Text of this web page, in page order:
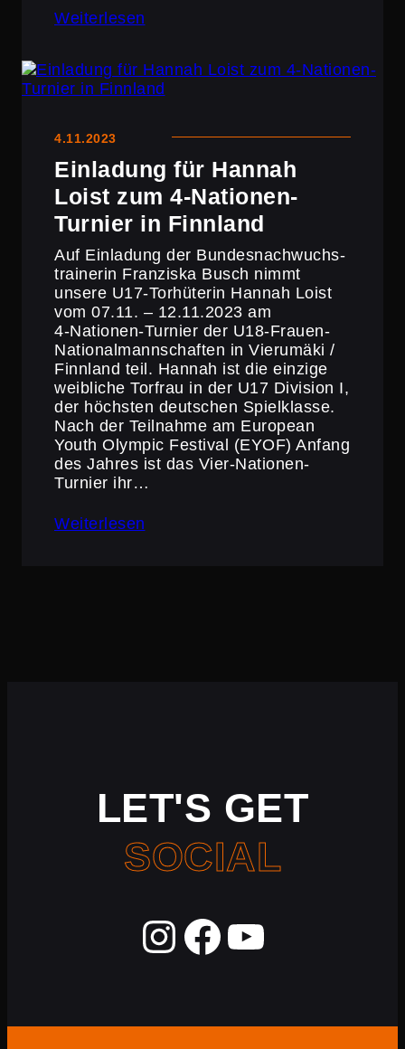
Weiterlesen
4.11.2023
Einladung für Hannah
Loist zum 4‑Nationen-
Turnier in Finnland
Auf Einladung der Bundes­nach­wuchs­
trai­nerin Franziska Busch nimmt
unsere U17-Torhü­terin Hannah Loist
vom 07.11. – 12.11.2023 am
4‑Nationen-Turnier der U18-Frauen-
Natio­nal­mann­schaften in Vierumäki /
Finnland teil. Hannah ist die einzige
weibliche Torfrau in der U17 Division I,
der höchsten deutschen Spiel­klasse.
Nach der Teilnahme am European
Youth Olympic Festival (EYOF) Anfang
des Jahres ist das Vier-Nationen-
Turnier ihr…
Weiterlesen
LET'S GET
SOCIAL